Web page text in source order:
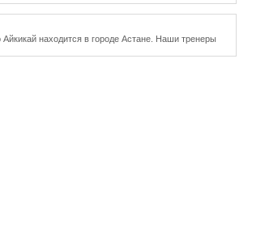
находится в городе Астане. Наши тренеры